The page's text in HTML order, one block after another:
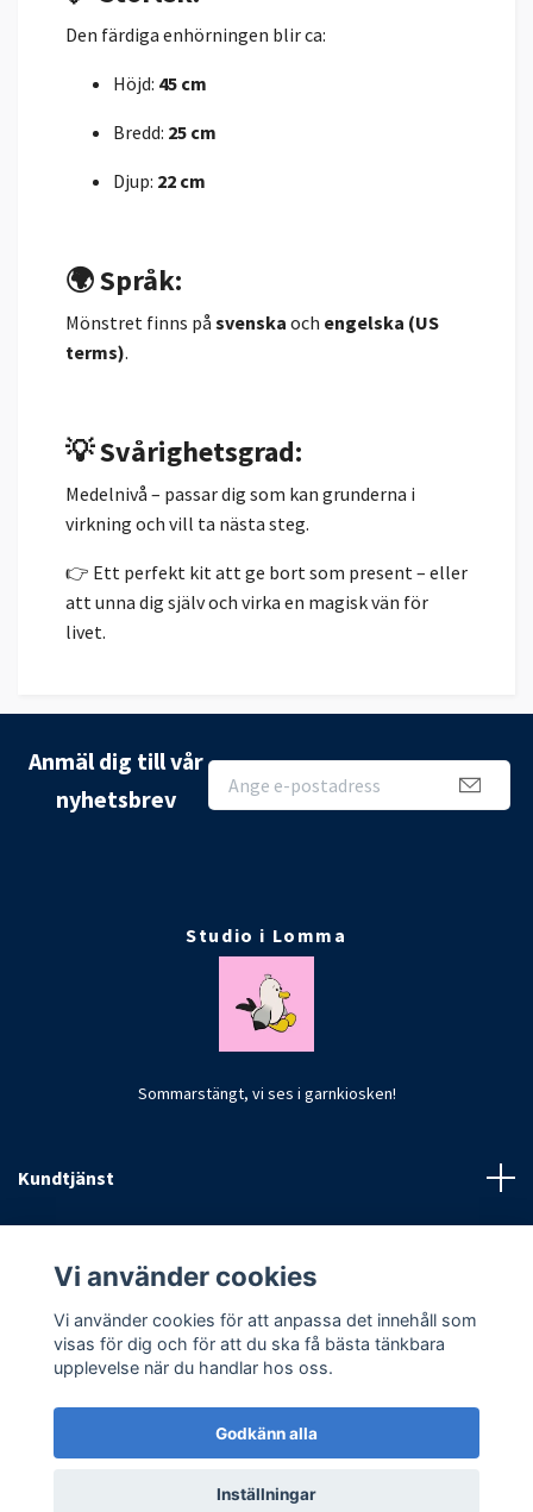
Den färdiga enhörningen blir ca:
Höjd: 45 cm
Bredd: 25 cm
Djup: 22 cm
🌍 Språk:
Mönstret finns på svenska och engelska (US
terms).
💡 Svårighetsgrad:
Medelnivå – passar dig som kan grunderna i
virkning och vill ta nästa steg.
👉 Ett perfekt kit att ge bort som present – eller
att unna dig själv och virka en magisk vän för
livet.
Anmäl dig till vår
nyhetsbrev
Studio i Lomma
Sommarstängt, vi ses i garnkiosken!
Kundtjänst
© 2026 CrochetByKim
Vi använder cookies
Vi använder cookies för att anpassa det innehåll som
visas för dig och för att du ska få bästa tänkbara
upplevelse när du handlar hos oss.
Godkänn alla
Inställningar